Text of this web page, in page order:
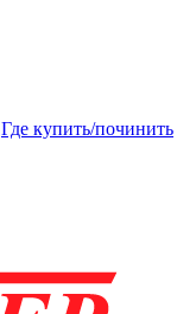
Где купить/починить